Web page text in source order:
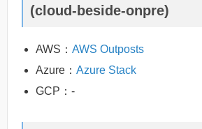
(cloud-beside-onpre)
AWS： AWS Outposts
Azure： Azure Stack
GCP：-